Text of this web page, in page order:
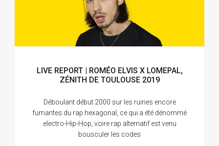
LIVE REPORT | ROMÉO ELVIS X LOMEPAL,
ZÉNITH DE TOULOUSE 2019
Déboulant début 2000 sur les ruines encore
fumantes du rap hexagonal, ce qui a été dénommé
electro-Hip-Hop, voire rap alternatif est venu
bousculer les codes